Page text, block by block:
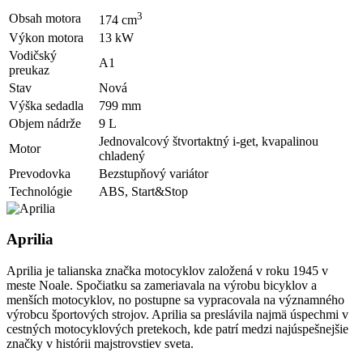
Obsah motora 174 cm3
Výkon motora 13 kW
Vodičský
preukaz
A1
Stav
Nová
Výška sedadla
799 mm
Objem nádrže
9 L
Motor
Jednovalcový štvortaktný i-get, kvapalinou
chladený
Prevodovka
Bezstupňový variátor
Technológie
ABS, Start&Stop
Aprilia
Aprilia je talianska značka motocyklov založená v roku 1945 v
meste Noale. Spočiatku sa zameriavala na výrobu bicyklov a
menších motocyklov, no postupne sa vypracovala na významného
výrobcu športových strojov. Aprilia sa preslávila najmä úspechmi v
cestných motocyklových pretekoch, kde patrí medzi najúspešnejšie
značky v histórii majstrovstiev sveta.